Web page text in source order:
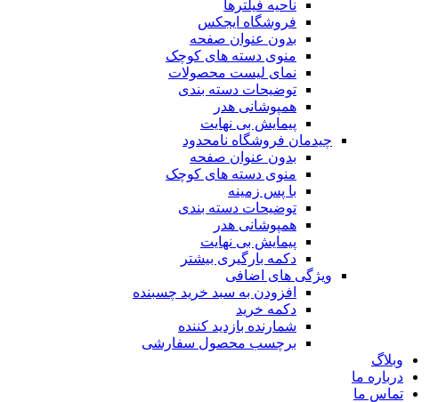
ناحیه فیلترها
فروشگاه ایجکس
بدون عنوان صفحه
منوی دسته های کوچک
نمای لیست محصولات
توضیحات دسته بندی
همپوشانی هدر
پیمایش بی نهایت
چیدمان فروشگاه نامحدود
بدون عنوان صفحه
منوی دسته های کوچک
با پس زمینه
توضیحات دسته بندی
همپوشانی هدر
پیمایش بی نهایت
دکمه بارگیری بیشتر
ویژگی های اضافی
افزودن به سبد خرید چسبنده
دکمه خرید
شمارنده بازدید کننده
برچسب محصول سفارشی
وبلاگ
درباره ما
تماس ما